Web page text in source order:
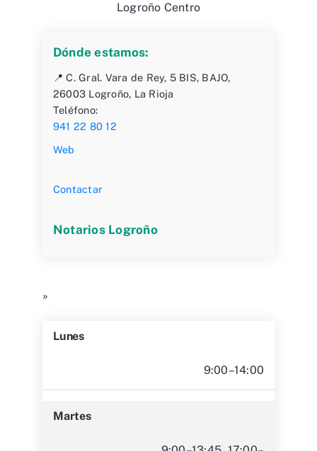
Logroño Centro
Dónde estamos:
📍 C. Gral. Vara de Rey, 5 BIS, BAJO,
26003 Logroño, La Rioja
Teléfono:
941 22 80 12
Web
Contactar
Notarios Logroño
»
Lunes
9:00–14:00
Martes